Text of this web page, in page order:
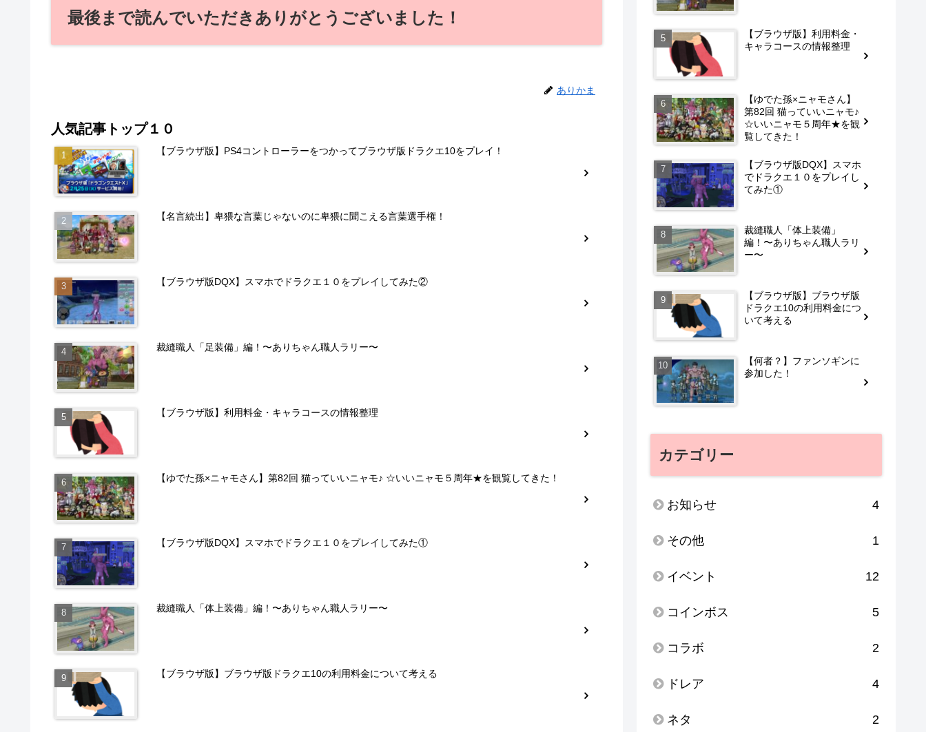
最後まで読んでいただきありがとうございました！
ありかま
人気記事トップ１０
【ブラウザ版】PS4コントローラーをつかってブラウザ版ドラクエ10をプレイ！
【名言続出】卑猥な言葉じゃないのに卑猥に聞こえる言葉選手権！
【ブラウザ版DQX】スマホでドラクエ１０をプレイしてみた②
裁縫職人「足装備」編！〜ありちゃん職人ラリー〜
【ブラウザ版】利用料金・キャラコースの情報整理
【ゆでた孫×ニャモさん】第82回 猫っていいニャモ♪ ☆いいニャモ５周年★を観覧してきた！
【ブラウザ版DQX】スマホでドラクエ１０をプレイしてみた①
裁縫職人「体上装備」編！〜ありちゃん職人ラリー〜
【ブラウザ版】ブラウザ版ドラクエ10の利用料金について考える
【ブラウザ版】利用料金・
キャラコースの情報整理
【ゆでた孫×ニャモさん】
第82回 猫っていいニャモ♪
☆いいニャモ５周年★を観
覧してきた！
【ブラウザ版DQX】スマホ
でドラクエ１０をプレイし
てみた①
裁縫職人「体上装備」
編！〜ありちゃん職人ラリ
ー〜
【ブラウザ版】ブラウザ版
ドラクエ10の利用料金につ
いて考える
【何者？】ファンソギンに
参加した！
カテゴリー
お知らせ 4
その他 1
イベント 12
コインボス 5
コラボ 2
ドレア 4
ネタ 2